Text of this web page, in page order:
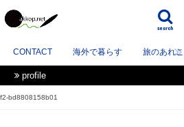
search
CONTACT 海外で暮らす 旅のあれ
profile
bd8808158b01